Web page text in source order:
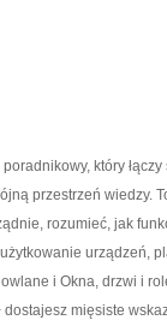
który
przestrzeń wiedzy.
rozumieć, jak
urządzeń,
i Okna, drzwi i
dostajesz mięsiste